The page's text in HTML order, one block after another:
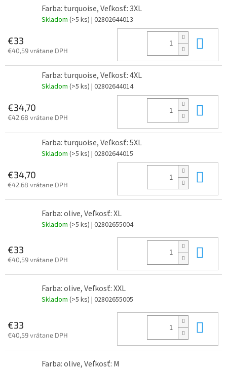
Farba: turquoise, Veľkosť: 3XL
Skladom (>5 ks) | 02802644013
€33
€40,59 vrátane DPH
Farba: turquoise, Veľkosť: 4XL
Skladom (>5 ks) | 02802644014
€34,70
€42,68 vrátane DPH
Farba: turquoise, Veľkosť: 5XL
Skladom (>5 ks) | 02802644015
€34,70
€42,68 vrátane DPH
Farba: olive, Veľkosť: XL
Skladom (>5 ks) | 02802655004
€33
€40,59 vrátane DPH
Farba: olive, Veľkosť: XXL
Skladom (>5 ks) | 02802655005
€33
€40,59 vrátane DPH
Farba: olive, Veľkosť: M